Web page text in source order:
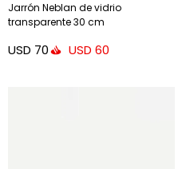
Jarrón Neblan de vidrio
transparente 30 cm
USD 70 USD 60